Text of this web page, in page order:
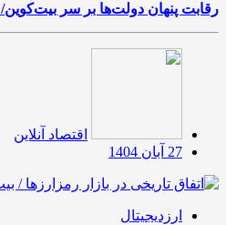
رقابت پنهان دولت‌ها بر سر بیت‌کوین/ ۱۰ کشور برتر کدامند؟
اقتصاد آنلاین
27 آبان 1404
ارزدیجیتال